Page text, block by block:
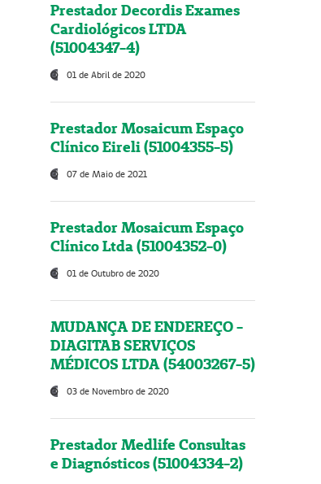
Prestador Decordis Exames
Cardiológicos LTDA
(51004347-4)
01 de Abril de 2020
Prestador Mosaicum Espaço
Clínico Eireli (51004355-5)
07 de Maio de 2021
Prestador Mosaicum Espaço
Clínico Ltda (51004352-0)
01 de Outubro de 2020
MUDANÇA DE ENDEREÇO -
DIAGITAB SERVIÇOS
MÉDICOS LTDA (54003267-5)
03 de Novembro de 2020
Prestador Medlife Consultas
e Diagnósticos (51004334-2)